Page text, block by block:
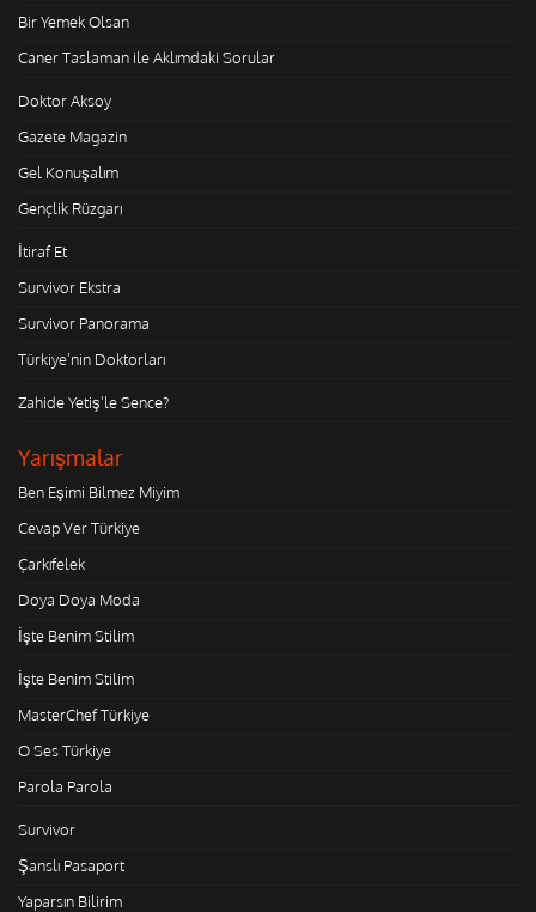
Bir Yemek Olsan
Caner Taslaman ile Aklımdaki Sorular
Doktor Aksoy
Gazete Magazin
Gel Konuşalım
Gençlik Rüzgarı
İtiraf Et
Survivor Ekstra
Survivor Panorama
Türkiye'nin Doktorları
Zahide Yetiş'le Sence?
Yarışmalar
Ben Eşimi Bilmez Miyim
Cevap Ver Türkiye
Çarkıfelek
Doya Doya Moda
İşte Benim Stilim
İşte Benim Stilim
MasterChef Türkiye
O Ses Türkiye
Parola Parola
Survivor
Şanslı Pasaport
Yaparsın Bilirim